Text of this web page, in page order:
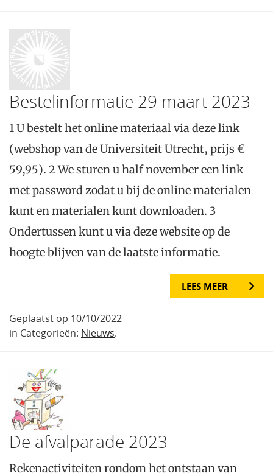
Bestelinformatie 29 maart 2023
1 U bestelt het online materiaal via deze link
(webshop van de Universiteit Utrecht, prijs €
59,95). 2 We sturen u half november een link
met password zodat u bij de online materialen
kunt en materialen kunt downloaden. 3
Ondertussen kunt u via deze website op de
hoogte blijven van de laatste informatie.
LEES MEER
Geplaatst op 10/10/2022
in Categorieën: Nieuws.
De afvalparade 2023
Rekenactiviteiten rondom het ontstaan van